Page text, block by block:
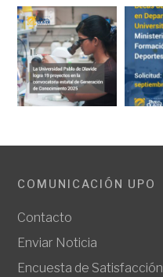
COMUNICACIÓN UPO
Contacto
Enviar Noticia
Encuesta de Satisfacción